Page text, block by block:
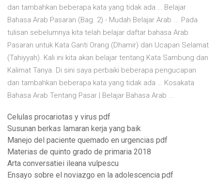
dan tambahkan beberapa kata yang tidak ada … Belajar
Bahasa Arab Pasaran (Bag. 2) - Mudah Belajar Arab ... Pada
tulisan sebelumnya kita telah belajar daftar bahasa Arab
Pasaran untuk Kata Ganti Orang (Dhamir) dan Ucapan Selamat
(Tahiyyah). Kali ini kita akan belajar tentang Kata Sambung dan
Kalimat Tanya. Di sini saya perbaiki beberapa pengucapan
dan tambahkan beberapa kata yang tidak ada … Kosakata
Bahasa Arab Tentang Pasar | Belajar Bahasa Arab ...
Celulas procariotas y virus pdf
Susunan berkas lamaran kerja yang baik
Manejo del paciente quemado en urgencias pdf
Materias de quinto grado de primaria 2018
Arta conversatiei ileana vulpescu
Ensayo sobre el noviazgo en la adolescencia pdf